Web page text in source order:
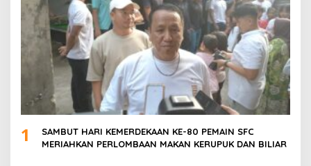
1
SAMBUT HARI KEMERDEKAAN KE-80 PEMAIN SFC
MERIAHKAN PERLOMBAAN MAKAN KERUPUK DAN BILIAR